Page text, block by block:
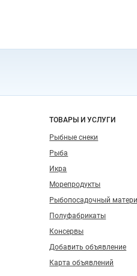
ТОВАРЫ И УСЛУГИ
Рыбные снеки
Рыба
Икра
Морепродукты
Рыбопосадочный
Полуфабрикаты
Консервы
Добавить объявление
Карта объявлений